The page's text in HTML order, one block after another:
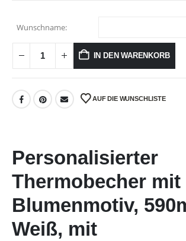
Wunschname:
IN DEN WARENKORB
AUF DIE WUNSCHLISTE
Personalisierter
Thermobecher mit
Blumenmotiv,
Weiß, mit